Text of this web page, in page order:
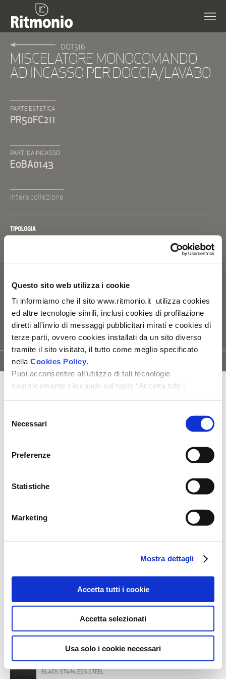
Questo sito web utilizza i cookie
Ti informiamo che il sito www.ritmonio.it utilizza cookies
ed altre tecnologie simili, inclusi cookies di profilazione
diretti all'invio di messaggi pubblicitari mirati e cookies di
terze parti, ovvero cookies installati da un sito diverso
tramite il sito visitato, il tutto come meglio specificato
nella Cookies Policy.
Puoi acconsentire all’utilizzo di tali tecnologie
semplicemente cliccando sul tasto “Accetta tutti i
caselle dei cookies e cliccando su “Accetta selezionati".
prestare, rifiutare o revocare il tuo consenso, in qualsiasi
momento, accedendo all’apposita sezione.
delNecessari
Preferenze
Statistiche
Marketing
Mostra dettagli
Accetta tutti i cookie
Accetta selezionati
Usa solo i cookie necessari
DOT316
MISCELATORE MONOCOMANDO
AD INCASSO PER DOCCIA/LAVABO
PARTE ESTETICA
PR50FC211
PARTI DA INCASSO
E0BA0143
Intera collezione
TIPOLOGIA
_ parti interne vendute a parte [E0BA0143]
SCHEDA
TECNICA
ISTRUZIONI
DI MONTAGGIO
INOX
BLACK STAINLESS STEEL